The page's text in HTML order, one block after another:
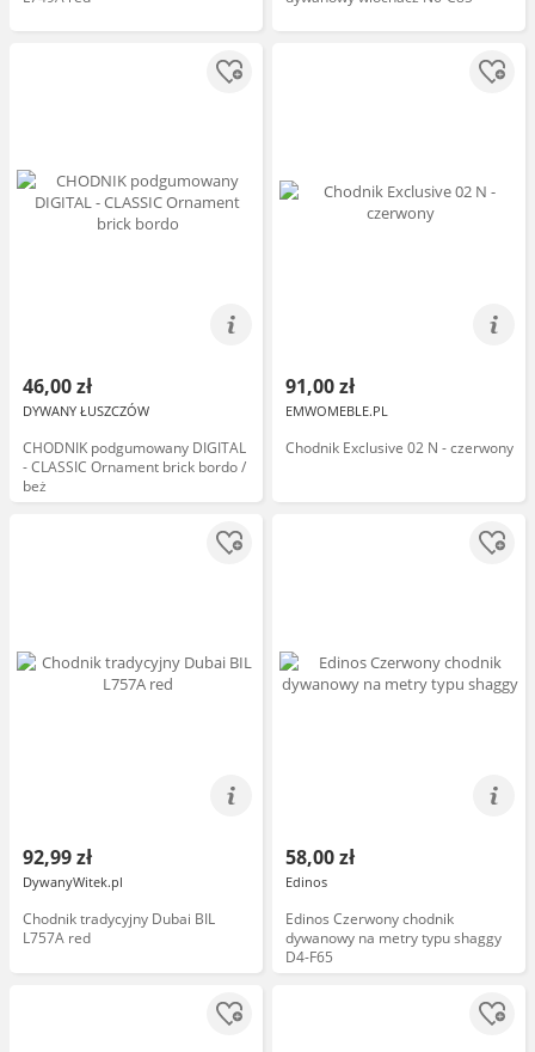
46,00 zł
DYWANY ŁUSZCZÓW
CHODNIK podgumowany DIGITAL
- CLASSIC Ornament brick bordo /
beż
91,00 zł
EMWOMEBLE.PL
Chodnik Exclusive 02 N - czerwony
92,99 zł
DywanyWitek.pl
Chodnik tradycyjny Dubai BIL
L757A red
58,00 zł
Edinos
Edinos Czerwony chodnik
dywanowy na metry typu shaggy
D4-F65